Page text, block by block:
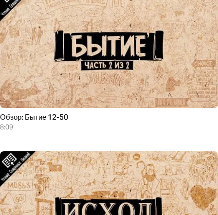
Обзор: Бытие 12-50
8:09